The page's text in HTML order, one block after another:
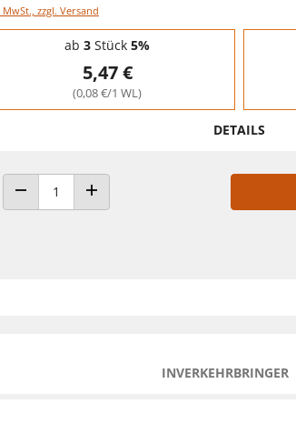
zzgl. Versand
- Mengenrabatt
ab 3 Stück 5%
5,47 €
(0,08 €/1 WL)
DETAILS
ANZAHL VERRINGERNANZAHL ERHÖHEN
INVERKEHRBRINGER